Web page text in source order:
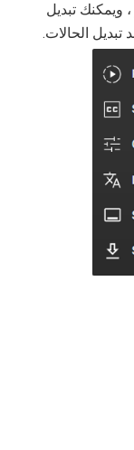
ويمكنك تبديل
تبديل الحالات.